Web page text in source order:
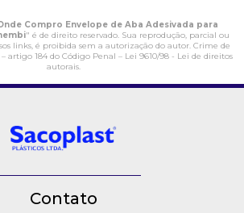
Compro Envelope de Aba Adesivada para
" é de direito reservado. Sua reprodução, parcial ou
links, é proibida sem a autorização do autor. Crime de
artigo 184 do Código Penal – Lei 9610/98 - Lei de direitos
autorais.
Contato